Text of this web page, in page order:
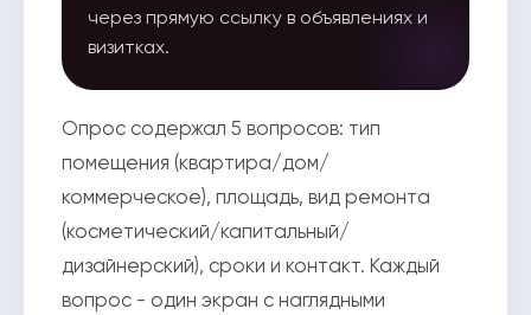
через прямую ссылку в объявлениях и
визитках.
Опрос содержал 5 вопросов: тип
помещения (квартира/дом/
коммерческое), площадь, вид ремонта
(косметический/капитальный/
дизайнерский), сроки и контакт. Каждый
вопрос - один экран с наглядными